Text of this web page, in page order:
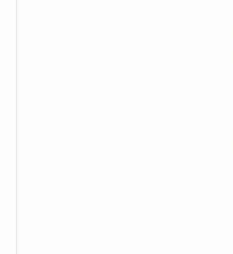
ini cocok buat kamu yang suka
bukan horor ‘ngegetin’ doang.
ninggalin kesan mendalam,
Makna yang Dalam
Di balik semua teror dan misteri,
sebenernya ngomongin soal rasa